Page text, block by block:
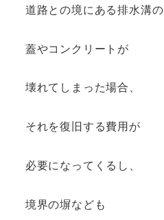
道路との境にある排水溝の
蓋やコンクリートが
壊れてしまった場合、
それを復旧する費用が
必要になってくるし、
境界の塀なども